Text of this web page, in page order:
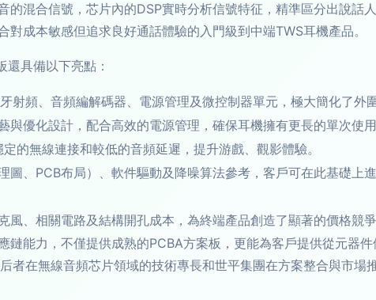
的混合信號，芯片內的DSP實時分析信號特征，精準區分出說話
成本敏感但追求良好通話體驗的入門級到中端TWS耳機產品。
具備以下亮點：
射頻、音頻編解碼器、電源管理及微控制器單元，極大簡化了外
與優化設計，配合高效的電源管理，確保耳機擁有更長的單次使用
的無線連接和較低的音頻延遲，提升游戲、觀影體驗。
圖、PCB布局）、軟件驅動及降噪算法參考，客戶可在此基礎上
風、相關電路及結構開孔成本，為終端產品創造了顯著的價格競爭
鏈能力，不僅提供成熟的PCBA方案板，更能為客戶提供從元器
者在無線音頻芯片領域的技術專長和世平集團在方案整合與市場